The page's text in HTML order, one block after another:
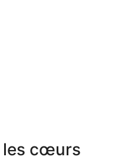
les cœurs